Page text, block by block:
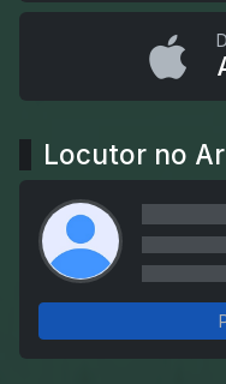
Locutor no Ar